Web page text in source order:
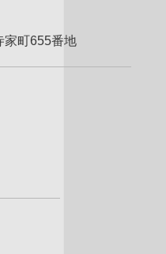
家町655番地